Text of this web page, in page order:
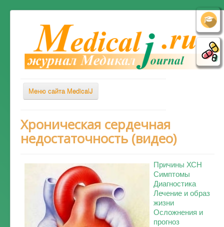
Меню сайта MedicalJ
Весь Медикал
Симптомы
Диагностика
Лечение
Советы врача
Альтернативная медицина
Хроническая сердечная
недостаточность (видео)
Причины ХСН
Симптомы
Диагностика
Лечение и образ
жизни
Осложнения и
прогноз